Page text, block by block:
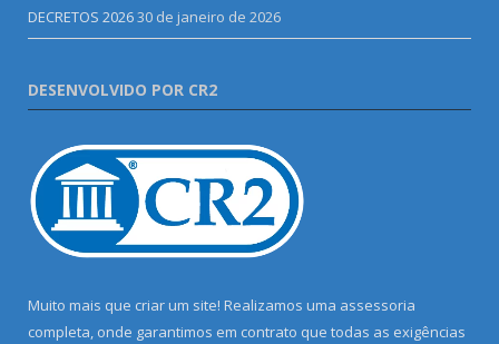
DECRETOS 202630 de janeiro de 2026
DESENVOLVIDO POR CR2
Muito mais que criar um site! Realizamos uma assessoria
completa, onde garantimos em contrato que todas as exigências